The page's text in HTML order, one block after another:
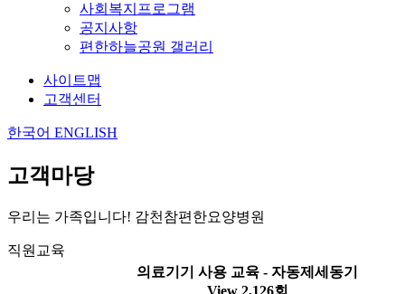
사회복지프로그램
공지사항
편한하늘공원 갤러리
사이트맵
고객센터
한국어 ENGLISH
고객마당
우리는 가족입니다! 감천참편한요양병원
직원교육
의료기기 사용 교육 - 자동제세동기
View 2,126회